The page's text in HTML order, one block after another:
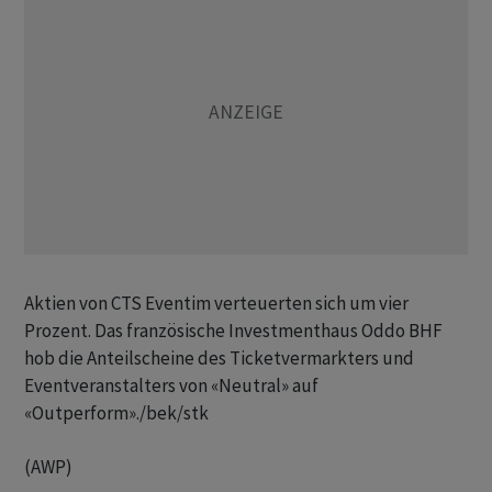
Aktien von CTS Eventim verteuerten sich um vier
Prozent. Das französische Investmenthaus Oddo BHF
hob die Anteilscheine des Ticketvermarkters und
Eventveranstalters von «Neutral» auf
«Outperform»./bek/stk
(AWP)